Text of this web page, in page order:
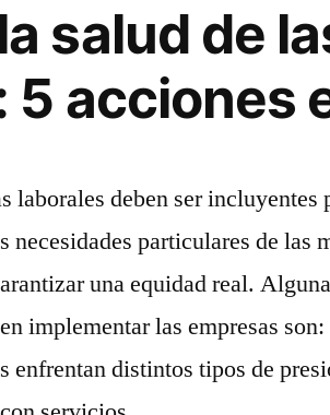
salud de
5 acciones
laborales deben ser incluyentes
necesidades particulares de las
una equidad real.
implementar las empresas
enfrentan distintos tipos de